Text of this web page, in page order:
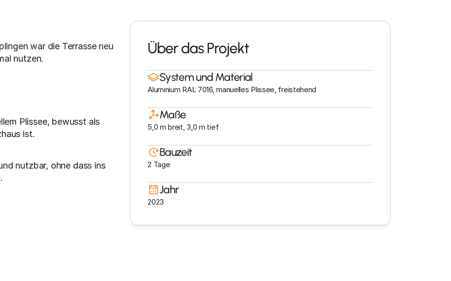
war die Terrasse neu
nutzen.
Plissee, bewusst als
ist.
nutzbar, ohne dass ins
Über das Projekt
System und Material
Aluminium RAL 7016, manuelles Plissee, freistehend
Maße
5,0 m breit, 3,0 m tief
Bauzeit
2 Tage
Jahr
2023